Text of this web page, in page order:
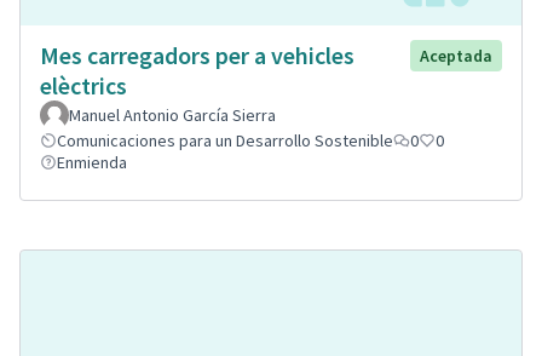
Mes carregadors per a vehicles
elèctrics
Aceptada
Manuel Antonio García Sierra
Comunicaciones para un Desarrollo Sostenible
0
0
Enmienda